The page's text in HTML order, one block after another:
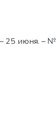
25 июня. – №